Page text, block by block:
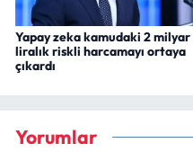
Yapay zeka kamudaki 2 milyar
liralık riskli harcamayı ortaya
çıkardı
Yorumlar